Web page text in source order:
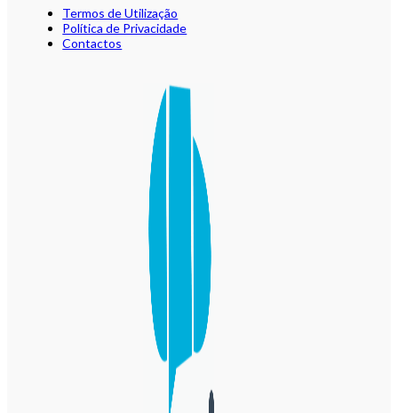
Termos de Utilização
Política de Privacidade
Contactos